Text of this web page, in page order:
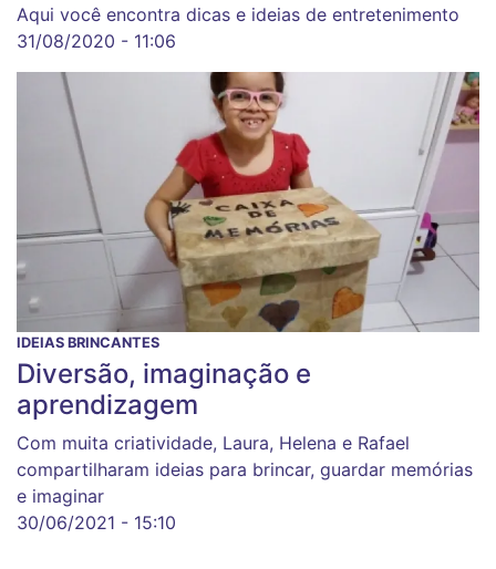
Aqui você encontra dicas e ideias de entretenimento
31/08/2020 - 11:06
IDEIAS BRINCANTES
Diversão, imaginação e
aprendizagem
Com muita criatividade, Laura, Helena e Rafael
compartilharam ideias para brincar, guardar memórias
e imaginar
30/06/2021 - 15:10